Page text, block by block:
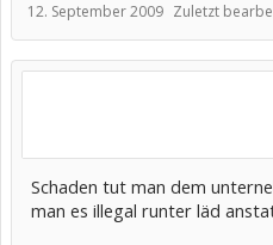
12. September 2009 Zuletzt
Schaden tut man dem
man es illegal runter läd